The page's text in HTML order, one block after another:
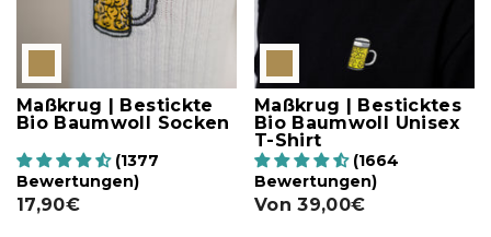
Maßkrug | Bestickte
Bio Baumwoll Socken
(1377
Bewertungen)
17,90€
Maßkrug | Besticktes
Bio Baumwoll Unisex
T-Shirt
(1664
Bewertungen)
Von 39,00€